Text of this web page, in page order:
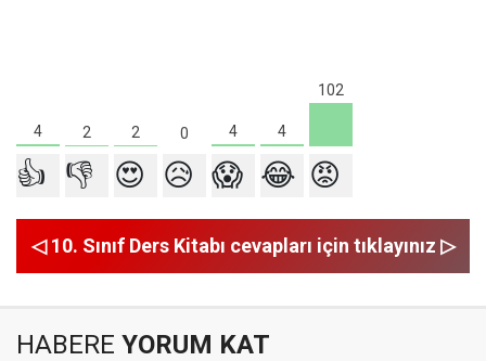
4 2 2 0 4 4
102
👍 👎 😍 😥 😱 😂 😡
◁ 10. Sınıf Ders Kitabı cevapları için tıklayınız ▷
HABERE YORUM KAT